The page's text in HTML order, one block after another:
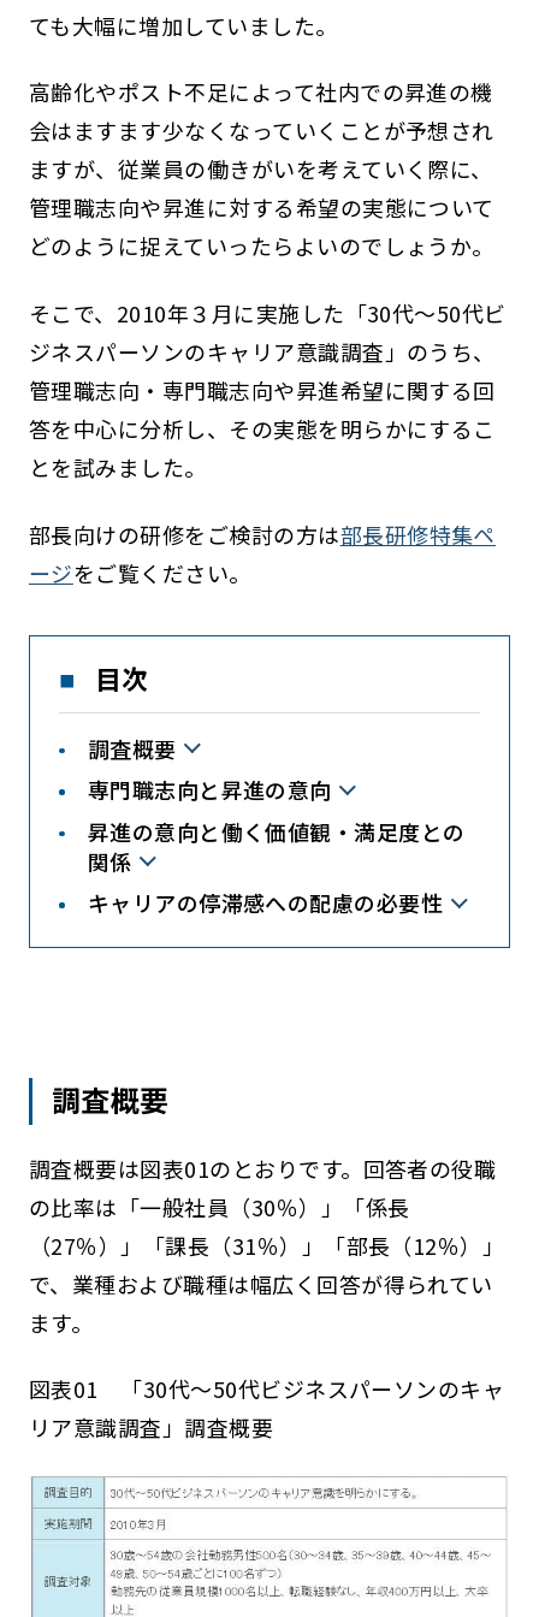
ても大幅に増加していました。
高齢化やポスト不足によって社内での昇進の機
会はますます少なくなっていくことが予想され
ますが、従業員の働きがいを考えていく際に、
管理職志向や昇進に対する希望の実態について
どのように捉えていったらよいのでしょうか。
そこで、2010年３月に実施した「30代～50代ビ
ジネスパーソンのキャリア意識調査」のうち、
管理職志向・専門職志向や昇進希望に関する回
答を中心に分析し、その実態を明らかにするこ
とを試みました。
部長向けの研修をご検討の方は部長研修特集ペ
ージをご覧ください。
目次
調査概要
専門職志向と昇進の意向
昇進の意向と働く価値観・満足度との
関係
キャリアの停滞感への配慮の必要性
調査概要
調査概要は図表01のとおりです。回答者の役職
の比率は「一般社員（30％）」「係長
（27％）」「課長（31％）」「部長（12％）」
で、業種および職種は幅広く回答が得られてい
ます。
図表01 「30代～50代ビジネスパーソンのキャ
リア意識調査」調査概要